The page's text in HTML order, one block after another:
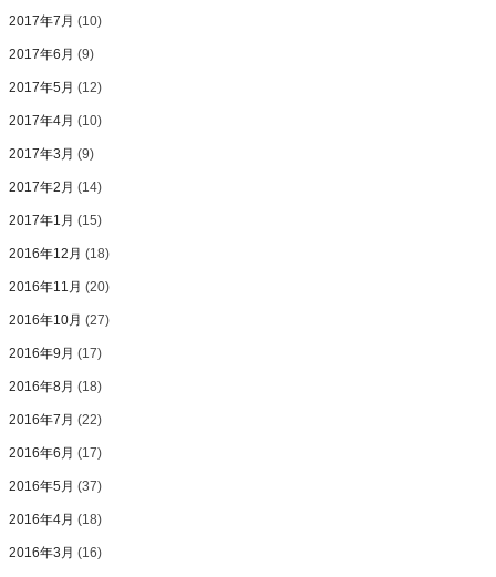
2017年7月 (10)
2017年6月 (9)
2017年5月 (12)
2017年4月 (10)
2017年3月 (9)
2017年2月 (14)
2017年1月 (15)
2016年12月 (18)
2016年11月 (20)
2016年10月 (27)
2016年9月 (17)
2016年8月 (18)
2016年7月 (22)
2016年6月 (17)
2016年5月 (37)
2016年4月 (18)
2016年3月 (16)